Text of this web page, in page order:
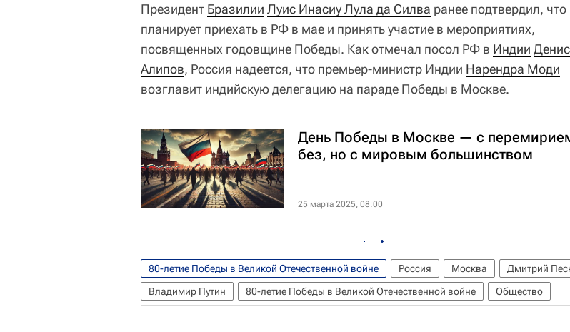
Президент Бразилии Луис Инасиу Лула да Силва ранее подтвердил, что
планирует приехать в РФ в мае и принять участие в мероприятиях,
посвященных годовщине Победы. Как отмечал посол РФ в Индии Денис
Алипов, Россия надеется, что премьер-министр Индии Нарендра Моди
возглавит индийскую делегацию на параде Победы в Москве.
День Победы в Москве — с
без, но с мировым большинством
25 марта 2025, 08:00
80-летие Победы в Великой Отечественной войне Россия Москва
Дмитрий
Владимир Путин
80-летие Победы в Великой Отечественной войне Общество